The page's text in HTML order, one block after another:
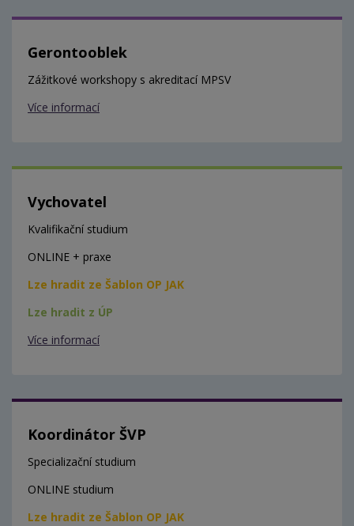
Gerontooblek
Zážitkové workshopy s akreditací MPSV
Více informací
Vychovatel
Kvalifikační studium
ONLINE + praxe
Lze hradit ze Šablon OP JAK
Lze hradit z ÚP
Více informací
Koordinátor ŠVP
Specializační studium
ONLINE studium
Lze hradit ze Šablon OP JAK